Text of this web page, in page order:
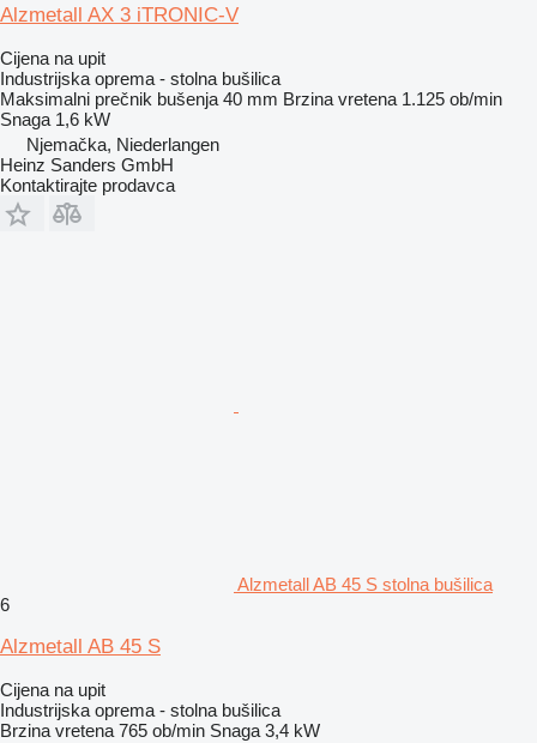
Alzmetall AX 3 iTRONIC-V
Cijena na upit
Industrijska oprema - stolna bušilica
Maksimalni prečnik bušenja 40 mm Brzina vretena 1.125 ob/min
Snaga 1,6 kW
Njemačka, Niederlangen
Heinz Sanders GmbH
Kontaktirajte prodavca
Alzmetall AB 45 S stolna bušilica
6
Alzmetall AB 45 S
Cijena na upit
Industrijska oprema - stolna bušilica
Brzina vretena 765 ob/min Snaga 3,4 kW